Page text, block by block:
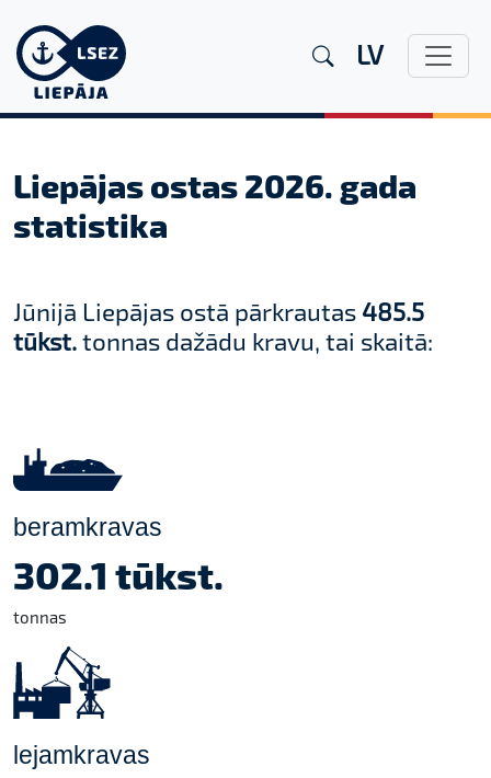
LV
Liepājas ostas 2026. gada
statistika
Jūnijā Liepājas ostā pārkrautas 485.5
tūkst.tonnas dažādu kravu, tai skaitā:
beramkravas
302.1 tūkst.
tonnas
lejamkravas